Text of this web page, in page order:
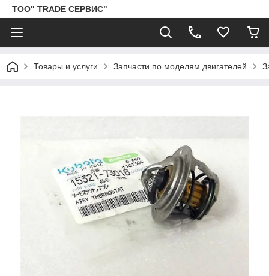
ТОО" TRADE СЕРВИС"
Товары и услуги Запчасти по моделям двигателей